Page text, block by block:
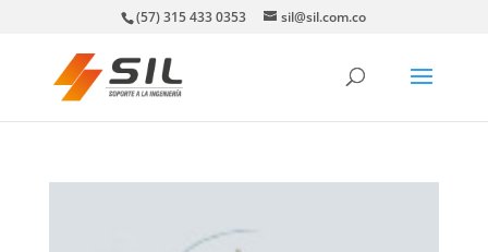
(57) 315 433 0353 sil@sil.com.co